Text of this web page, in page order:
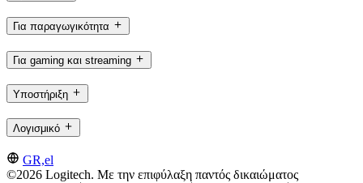
Για παραγωγικότητα
Για gaming και streaming
Υποστήριξη
Λογισμικό
GR,el
©2026 Logitech. Με την επιφύλαξη παντός δικαιώματος